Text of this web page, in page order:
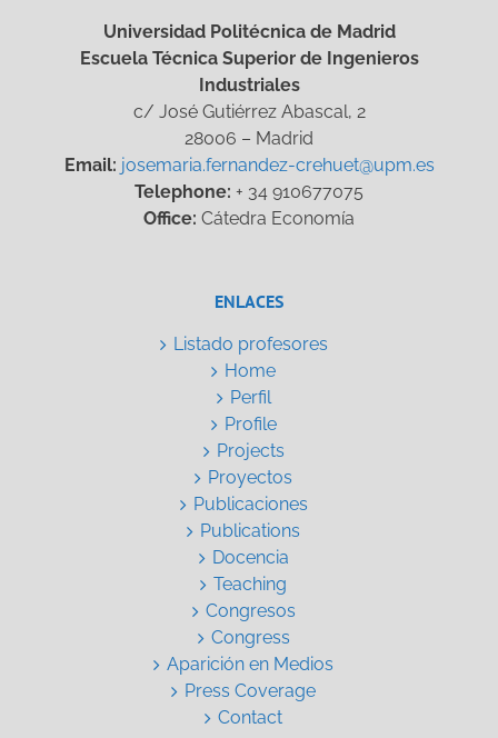
Universidad Politécnica de Madrid
Escuela Técnica Superior de Ingenieros
Industriales
c/ José Gutiérrez Abascal, 2
28006 – Madrid
Email: josemaria.fernandez-crehuet@upm.es
Telephone: + 34 910677075
Office: Cátedra Economía
ENLACES
Listado profesores
Home
Perfil
Profile
Projects
Proyectos
Publicaciones
Publications
Docencia
Teaching
Congresos
Congress
Aparición en Medios
Press Coverage
Contact